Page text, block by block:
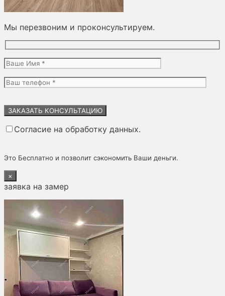
Мы перезвоним и проконсультируем.
это
пустым.
Согласие на обработку данных.
Это Бесплатно и позволит сэкономить Ваши деньги.
×
заявка на замер